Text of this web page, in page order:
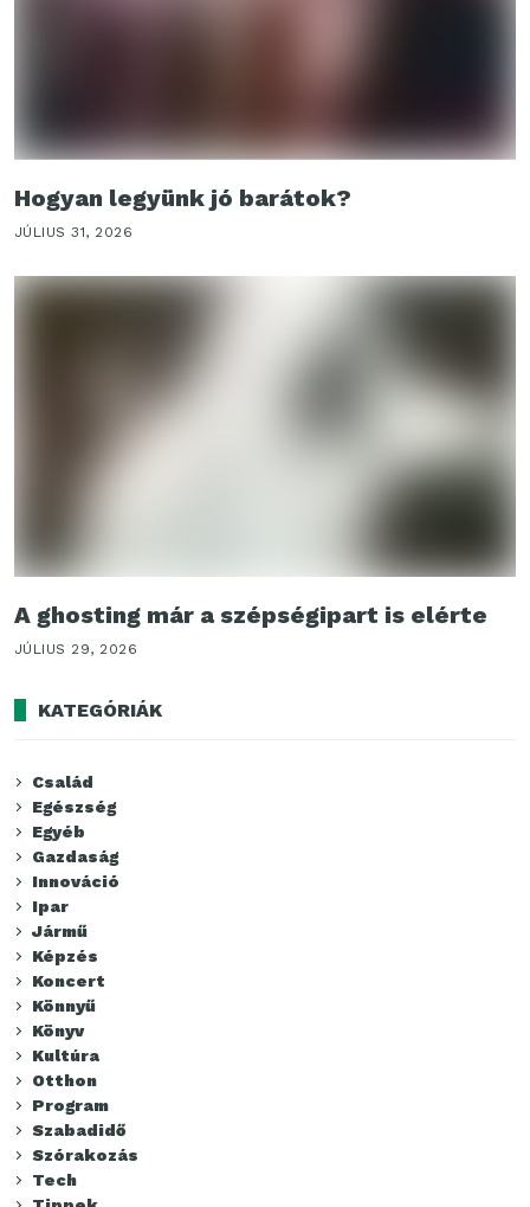
Hogyan legyünk jó barátok?
JÚLIUS 31, 2026
A ghosting már a szépségipart is elérte
JÚLIUS 29, 2026
KATEGÓRIÁK
Család
Egészség
Egyéb
Gazdaság
Innováció
Ipar
Jármű
Képzés
Koncert
Könnyű
Könyv
Kultúra
Otthon
Program
Szabadidő
Szórakozás
Tech